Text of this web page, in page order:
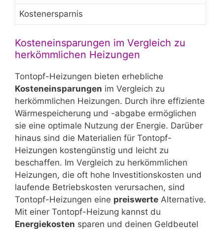
Kostenersparnis
Kosteneinsparungen im Vergleich zu
herkömmlichen Heizungen
Tontopf-Heizungen bieten erhebliche
Kosteneinsparungen im Vergleich zu
herkömmlichen Heizungen. Durch ihre effiziente
Wärmespeicherung und -abgabe ermöglichen
sie eine optimale Nutzung der Energie. Darüber
hinaus sind die Materialien für Tontopf-
Heizungen kostengünstig und leicht zu
beschaffen. Im Vergleich zu herkömmlichen
Heizungen, die oft hohe Investitionskosten und
laufende Betriebskosten verursachen, sind
Tontopf-Heizungen eine preiswerte Alternative.
Mit einer Tontopf-Heizung kannst du
Energiekosten sparen und deinen Geldbeutel